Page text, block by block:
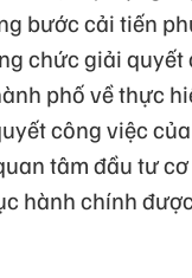
bước cải tiến
chức giải
phố về thực
công việc
tâm đầu tư
hành chính